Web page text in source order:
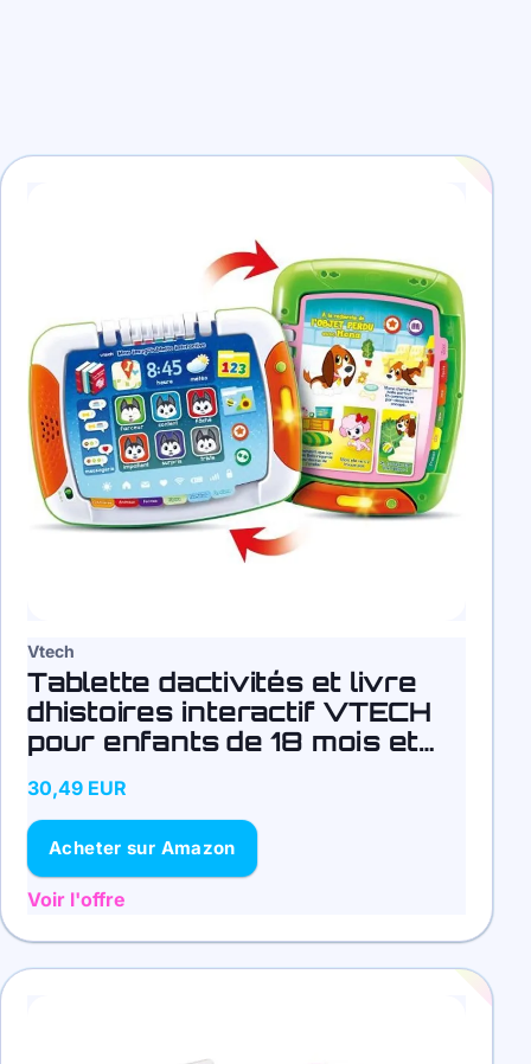
Vtech
Tablette dactivités et livre
dhistoires interactif VTECH
pour enfants de 18 mois et
30,49 EUR
Acheter sur Amazon
Voir l'offre